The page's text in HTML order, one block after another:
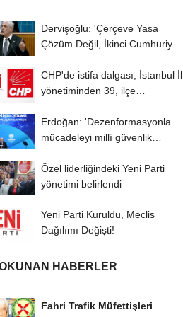
Dervişoğlu: 'Çerçeve Yasa
Çözüm Değil, İkinci Cumhuriyet
CHP'de istifa dalgası; İstanbul İl
yönetiminden 39, ilçe
Erdoğan: 'Dezenformasyonla
mücadeleyi millî güvenlik
Özel liderliğindeki Yeni Parti
yönetimi belirlendi
Yeni Parti Kuruldu, Meclis
Dağılımı Değişti!
HABERLER
Fahri Trafik Müfettişleri